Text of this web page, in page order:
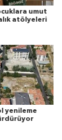
umut
atölyeleri
yenileme